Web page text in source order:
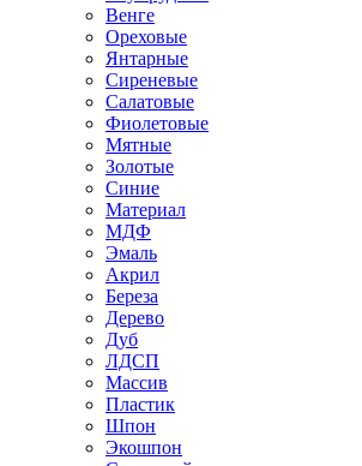
Венге
Ореховые
Янтарные
Сиреневые
Салатовые
Фиолетовые
Мятные
Золотые
Синие
Материал
МДФ
Эмаль
Акрил
Береза
Дерево
Дуб
ЛДСП
Массив
Пластик
Шпон
Экошпон